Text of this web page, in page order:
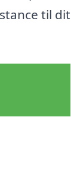
til dit